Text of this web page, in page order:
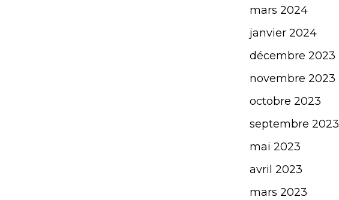
mars 2024
janvier 2024
décembre 2023
novembre 2023
octobre 2023
septembre 2023
mai 2023
avril 2023
mars 2023